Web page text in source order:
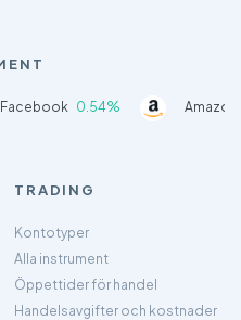
Facebook 0.54%
TRADING
Kontotyper
Alla instrument
Öppettider för handel
Handelsavgifter och kostnader